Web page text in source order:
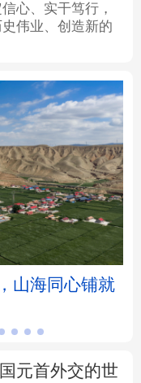
网 上市公司
山西
江苏
江西
心、实干笃行，
伟业、创造新的
山海同心铺就
元首外交的世